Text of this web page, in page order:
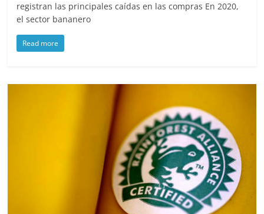
registran las principales caídas en las compras En 2020,
el sector bananero
Read more